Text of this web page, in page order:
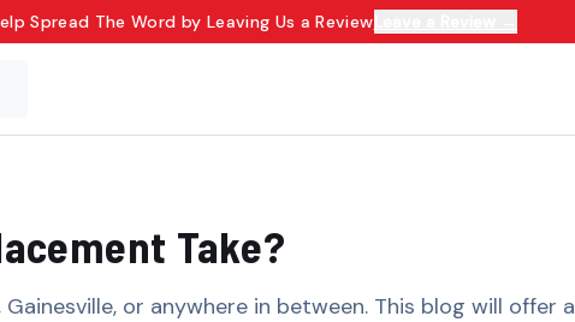
Spread The Word by Leaving Us a Review
or anywhere in between. This blog will offer a